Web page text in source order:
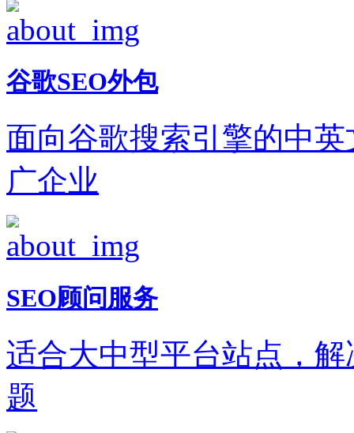
谷歌SEO外包
面向谷歌搜索引擎的中
广企业
SEO顾问服务
适合大中型平台站点，
题